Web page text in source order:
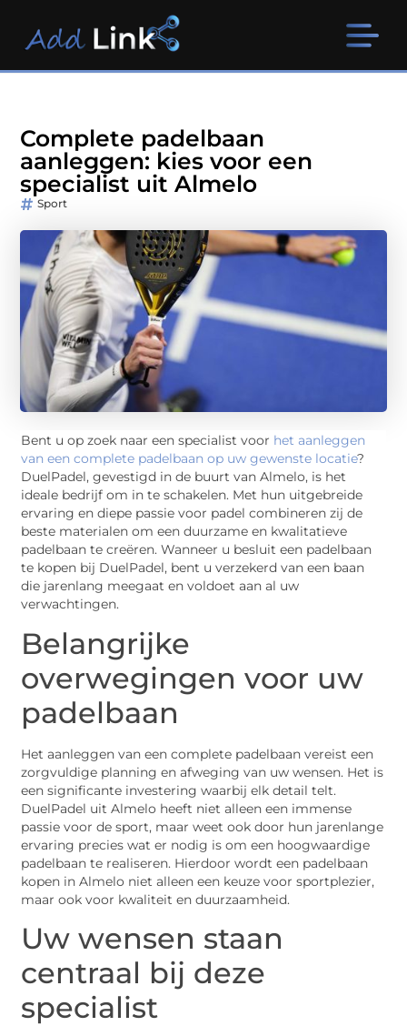
Complete padelbaan
aanleggen: kies voor een
specialist uit Almelo
Sport
Bent u op zoek naar een specialist voor het aanleggen
van een complete padelbaan op uw gewenste locatie?
DuelPadel, gevestigd in de buurt van Almelo, is het
ideale bedrijf om in te schakelen. Met hun uitgebreide
ervaring en diepe passie voor padel combineren zij de
beste materialen om een duurzame en kwalitatieve
padelbaan te creëren. Wanneer u besluit een padelbaan
te kopen bij DuelPadel, bent u verzekerd van een baan
die jarenlang meegaat en voldoet aan al uw
verwachtingen.
Belangrijke
overwegingen voor uw
padelbaan
Het aanleggen van een complete padelbaan vereist een
zorgvuldige planning en afweging van uw wensen. Het is
een significante investering waarbij elk detail telt.
DuelPadel uit Almelo heeft niet alleen een immense
passie voor de sport, maar weet ook door hun jarenlange
ervaring precies wat er nodig is om een hoogwaardige
padelbaan te realiseren. Hierdoor wordt een padelbaan
kopen in Almelo niet alleen een keuze voor sportplezier,
maar ook voor kwaliteit en duurzaamheid.
Uw wensen staan
centraal bij deze
specialist